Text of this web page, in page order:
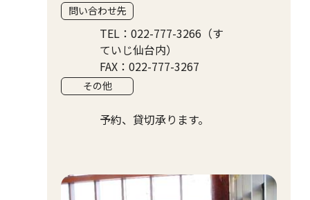
問い合わせ先
TEL：022-777-3266（す
ていじ仙台内）
FAX：022-777-3267
その他
予約、貸切承ります。